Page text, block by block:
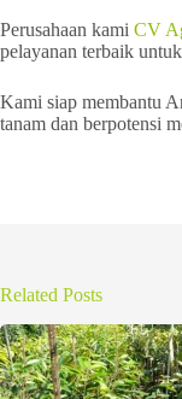
Perusahaan kami CV
pelayanan terbaik
Kami siap membantu
tanam dan berpotensi
Related Posts